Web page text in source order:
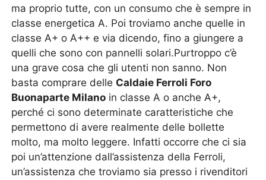
ma proprio tutte, con un consumo che è sempre in
classe energetica A. Poi troviamo anche quelle in
classe A+ o A++ e via dicendo, fino a giungere a
quelli che sono con pannelli solari.Purtroppo c’è
una grave cosa che gli utenti non sanno. Non
basta comprare delle Caldaie Ferroli Foro
Buonaparte Milano in classe A o anche A+,
perché ci sono determinate caratteristiche che
permettono di avere realmente delle bollette
molto, ma molto leggere. Infatti occorre che ci sia
poi un’attenzione dall’assistenza della Ferroli,
un’assistenza che troviamo sia presso i rivenditori